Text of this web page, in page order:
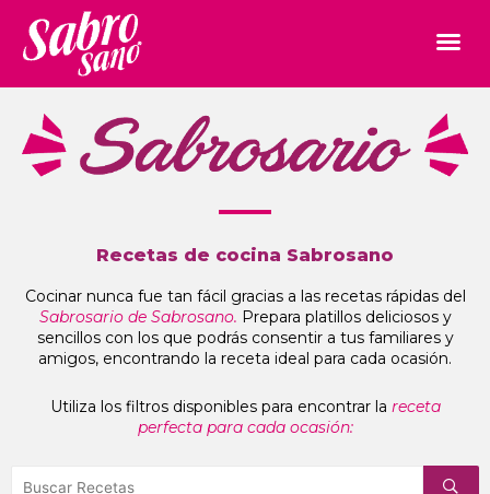
Recetas de cocina Sabrosano
Cocinar nunca fue tan fácil gracias a las recetas rápidas del
Sabrosario de Sabrosano. Prepara platillos deliciosos y
sencillos con los que podrás consentir a tus familiares y
amigos, encontrando la receta ideal para cada ocasión.
Utiliza los filtros disponibles para encontrar la receta
perfecta para cada ocasión: